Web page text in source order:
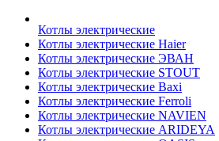
Котлы электрические
Котлы электрические Haier
Котлы электрические ЭВАН
Котлы электрические STOUT
Котлы электрические Baxi
Котлы электрические Ferroli
Котлы электрические NAVIEN
Котлы электрические ARIDEYA